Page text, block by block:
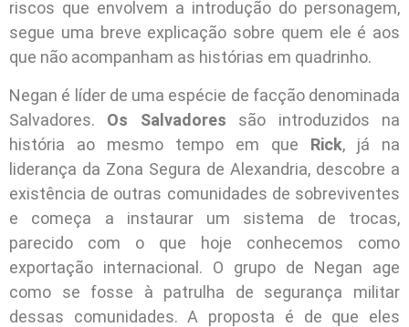
riscos que envolvem a introdução do personagem,
segue uma breve explicação sobre quem ele é aos
que não acompanham as histórias em quadrinho.
Negan é líder de uma espécie de facção denominada
Salvadores. Os Salvadores são introduzidos na
história ao mesmo tempo em que Rick, já na
liderança da Zona Segura de Alexandria, descobre a
existência de outras comunidades de sobreviventes
e começa a instaurar um sistema de trocas,
parecido com o que hoje conhecemos como
exportação internacional. O grupo de Negan age
como se fosse à patrulha de segurança militar
dessas comunidades. A proposta é de que eles